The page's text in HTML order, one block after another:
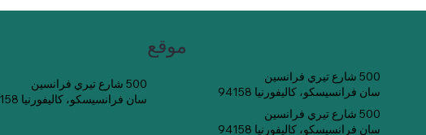
500 شارع تيري فرانسين
سان فرانسيسكو، كاليفورنيا 94158
موقع
500 شارع تيري فرانسين
سان فرانسيسكو، كاليفورنيا 94158
500 شارع تيري فرانسين
سان فرانسيسكو، كاليفورنيا 94158